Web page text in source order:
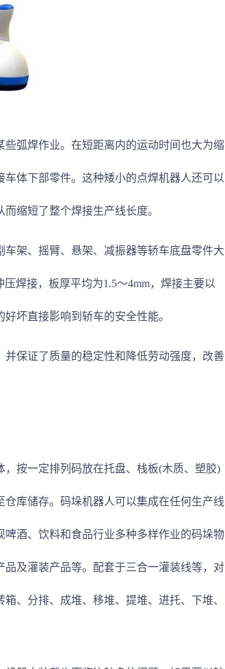
弧焊作业。在短距离内的运动时间也大为缩
体下部零件。这种矮小的点焊机器人还可以
缩短了整个焊接生产线长度。
架、摇臂、悬架、减振器等轿车底盘零件大
焊接，板厚平均为1.5～4mm，焊接主要以
坏直接影响到轿车的安全性能。
保证了质量的稳定性和降低劳动强度，改善
按一定排列码放在托盘、栈板(木质、塑胶)
仓库储存。码垛机器人可以集成在任何生产线
酒、饮料和食品行业多种多样作业的码垛物
及灌装产品等。配套于三合一灌装线等，对
、分排、成堆、移堆、提堆、进托、下堆、